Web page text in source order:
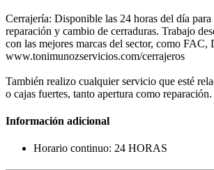
Cerrajería: Disponible las 24 horas del día para
reparación y cambio de cerraduras. Trabajo
con las mejores marcas del sector, como
www.tonimunozservicios.com/cerrajeros
También realizo cualquier servicio que esté
o cajas fuertes, tanto apertura como reparación.
Información adicional
Horario continuo: 24 HORAS